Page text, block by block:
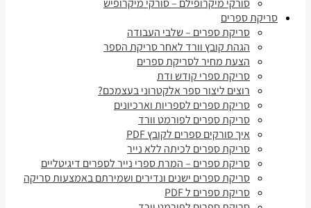
סורקי מיקרופילם – סורקי מיקרופיש
סריקת ספרים
סריקת ספרים – שלבי העבודה
הגהת קובץ וורד לאחר סריקת הספר
הצעת מחיר לסריקת ספרים
סריקת ספרי קודש ודת
רוצים ליצור ספר אלקטרוני בעצמכם?
סריקת ספרים לספריות וארכיונים
סריקת ספרים לפורמט וורד
איך סורקים ספרים לקובץ PDF
סריקת ספרים לכיתה ללא נייר
סריקת ספרים – המרת ספרי נייר לספרים דיגיטליים
סריקת ספרים ישנים ונדירים ושמירתם באמצעות סריקה
סריקת ספרים ל PDF